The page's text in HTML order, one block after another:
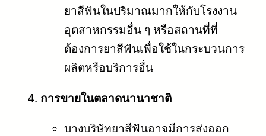
ยาสีฟันในปริมาณมากให้กับโรงงาน
อุตสาหกรรมอื่น ๆ หรือสถานที่ที่
ต้องการยาสีฟันเพื่อใช้ในกระบวนการ
ผลิตหรือบริการอื่น
การขายในตลาดนานาชาติ
บางบริษัทยาสีฟันอาจมีการส่งออก